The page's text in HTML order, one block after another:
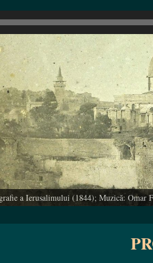
a Ierusalimului (1844); Muzică: Omar